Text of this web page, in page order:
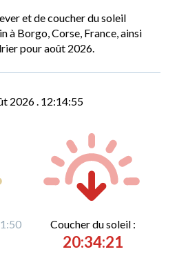
et de coucher du soleil
à Borgo, Corse, France, ainsi
pour août 2026.
2026 . 12:14:56
Coucher du soleil :
20:34:21